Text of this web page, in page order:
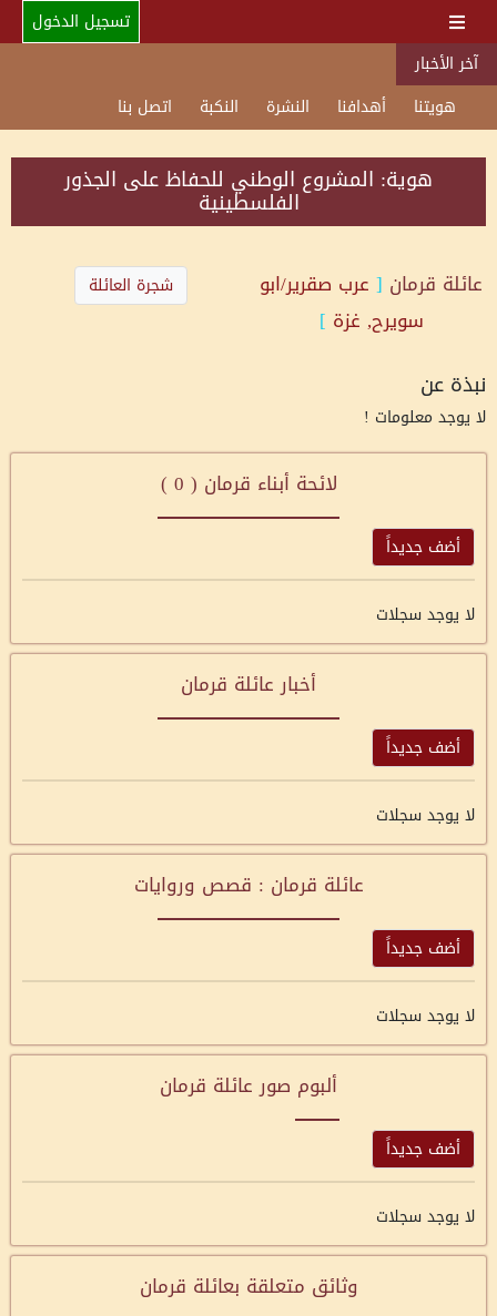
تسجيل الدخول
آخر الأخبار
هويتنا
أهدافنا النشرة النكبة اتصل بنا
هوية: المشروع الوطني للحفاظ على الجذور
الفلسطينية
عائلة قرمان [ عرب صقرير/ابو
سويرح, غزة ]
شجرة العائلة
نبذة عن
لا يوجد معلومات !
لائحة أبناء قرمان ( 0
)
أضف جديداً
لا يوجد سجلات
أخبار عائلة قرمان
أضف جديداً
لا يوجد سجلات
عائلة قرمان : قصص وروايات
أضف جديداً
لا يوجد سجلات
ألبوم صور عائلة قرمان
أضف جديداً
لا يوجد سجلات
وثائق متعلقة بعائلة قرمان